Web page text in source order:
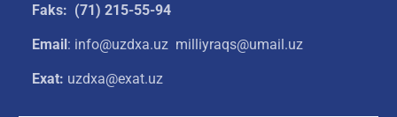
Faks: (71) 215-55-94
Email: info@uzdxa.uz milliyraqs@umail.uz
Exat: uzdxa@exat.uz